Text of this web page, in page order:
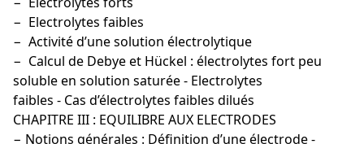
− Electrolytes faibles
− Activité d’une solution électrolytique
− Calcul de Debye et Hückel : électrolytes fort peu
soluble en solution saturée - Electrolytes
faibles - Cas d’électrolytes faibles dilués
CHAPITRE III : EQUILIBRE AUX ELECTRODES
− Notions générales : Définition d’une électrode -